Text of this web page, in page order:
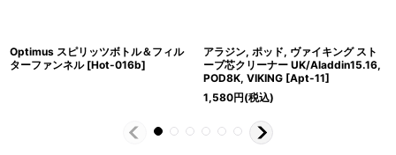
Optimus スピリッツボトル＆フィル
ターファンネル [Hot-016b]
アラジン, ポッド, ヴァイキング スト
ーブ芯クリーナー UK/Aladdin15.16,
POD8K, VIKING [Apt-11]
1,580円(税込)